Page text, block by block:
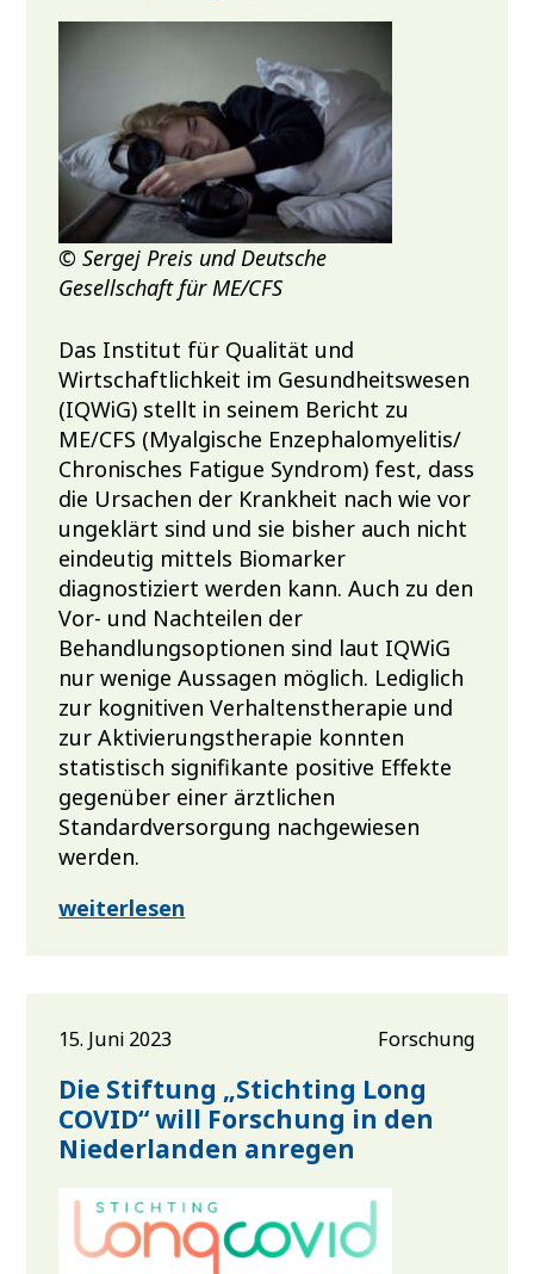
© Sergej Preis und Deutsche
Gesellschaft für ME/CFS
Das Institut für Qualität und
Wirtschaftlichkeit im Gesundheitswesen
(IQWiG) stellt in seinem Bericht zu
ME/CFS (Myalgische Enzephalomyelitis/
Chronisches Fatigue Syndrom) fest, dass
die Ursachen der Krankheit nach wie vor
ungeklärt sind und sie bisher auch nicht
eindeutig mittels Biomarker
diagnostiziert werden kann. Auch zu den
Vor- und Nachteilen der
Behandlungsoptionen sind laut IQWiG
nur wenige Aussagen möglich. Lediglich
zur kognitiven Verhaltenstherapie und
zur Aktivierungstherapie konnten
statistisch signifikante positive Effekte
gegenüber einer ärztlichen
Standardversorgung nachgewiesen
werden.
weiterlesen
15. Juni 2023 Forschung
Die Stiftung „Stichting Long
COVID“ will Forschung in den
Niederlanden anregen